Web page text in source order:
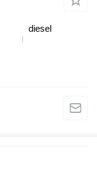
diesel